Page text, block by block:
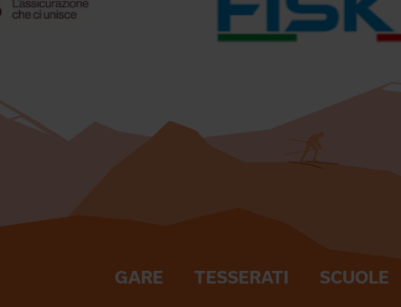
GARE TESSERATI SCUOLE